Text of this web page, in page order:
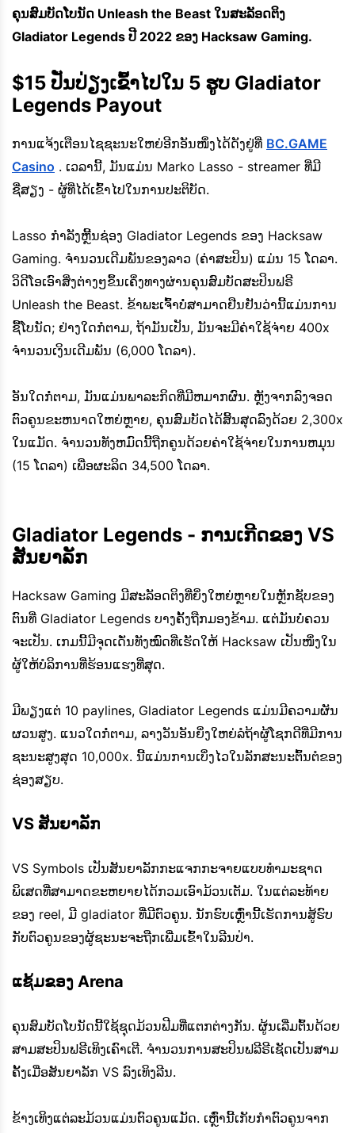
ຄຸນສົມບັດໂບນັດ Unleash the Beast ໃນສະລັອດຕິງ
Gladiator Legends ປີ 2022 ຂອງ Hacksaw Gaming.
$15 ປັ່ນປ່ຽງເຂົ້າໄປໃນ 5 ຮູບ Gladiator
Legends Payout
ການແຈ້ງເຕືອນໄຊຊະນະໃຫຍ່ອີກອັນໜຶ່ງໄດ້ດັງຢູ່ທີ່ BC.GAME
Casino . ເວລານີ້, ມັນແມ່ນ Marko Lasso - streamer ທີ່ມີ
ຊື່ສຽງ - ຜູ້ທີ່ໄດ້ເຂົ້າໄປໃນການປະຕິບັດ.
Lasso ກໍາລັງຫຼີ້ນຊ່ອງ Gladiator Legends ຂອງ Hacksaw
Gaming. ຈຳນວນເດີມພັນຂອງລາວ (ຄ່າສະປິນ) ແມ່ນ 15 ໂດລາ.
ວິດີໂອເອົາສິ່ງຕ່າງໆຂຶ້ນເຄິ່ງທາງຜ່ານຄຸນສົມບັດສະປິນຟຣີ
Unleash the Beast. ຂ້າພະເຈົ້າບໍ່ສາມາດຢືນຢັນວ່ານີ້ແມ່ນການ
ຊື້ໂບນັດ; ຢ່າງໃດກໍຕາມ, ຖ້າມັນເປັນ, ມັນຈະມີຄ່າໃຊ້ຈ່າຍ 400x
ຈໍານວນເງິນເດີມພັນ (6,000 ໂດລາ).
ອັນໃດກໍ່ຕາມ, ມັນແມ່ນພາລະກິດທີ່ມີຫມາກຜົນ. ຫຼັງຈາກລົງຈອດ
ຕົວຄູນຂະຫນາດໃຫຍ່ຫຼາຍ, ຄຸນສົມບັດໄດ້ສິ້ນສຸດລົງດ້ວຍ 2,300x
ໃນແມັດ. ຈໍານວນທັງຫມົດນີ້ຖືກຄູນດ້ວຍຄ່າໃຊ້ຈ່າຍໃນການຫມຸນ
(15 ໂດລາ) ເພື່ອຜະລິດ 34,500 ໂດລາ.
Gladiator Legends - ການເກີດຂອງ VS
ສັນຍາລັກ
Hacksaw Gaming ມີສະລັອດຕິງທີ່ຍິ່ງໃຫຍ່ຫຼາຍໃນຫຼັກຊັບຂອງ
ຕົນທີ່ Gladiator Legends ບາງຄັ້ງຖືກມອງຂ້າມ. ແຕ່ມັນບໍ່ຄວນ
ຈະເປັນ. ເກມນີ້ມີຈຸດເດັ່ນທັງໝົດທີ່ເຮັດໃຫ້ Hacksaw ເປັນໜຶ່ງໃນ
ຜູ້ໃຫ້ບໍລິການທີ່ຮ້ອນແຮງທີ່ສຸດ.
ມີພຽງແຕ່ 10 paylines, Gladiator Legends ແມ່ນມີຄວາມຜັນ
ຜວນສູງ. ແນວໃດກໍ່ຕາມ, ລາງວັນອັນຍິ່ງໃຫຍ່ລໍຖ້າຜູ້ໂຊກດີທີ່ມີການ
ຊະນະສູງສຸດ 10,000x. ນີ້ແມ່ນການເບິ່ງໄວໃນລັກສະນະຕົ້ນຕໍຂອງ
ຊ່ອງສຽບ.
VS ສັນຍາລັກ
VS Symbols ເປັນສັນຍາລັກກະແຈກກະຈາຍແບບທໍາມະຊາດ
ພິເສດທີ່ສາມາດຂະຫຍາຍໄດ້ກວມເອົາມ້ວນເຕັມ. ໃນແຕ່ລະທ້າຍ
ຂອງ reel, ມີ gladiator ທີ່ມີຕົວຄູນ. ນັກຮົບເຫຼົ່ານີ້ເຮັດການສູ້ຮົບ
ກັບຕົວຄູນຂອງຜູ້ຊະນະຈະຖືກເພີ່ມເຂົ້າໃນລີນປ່າ.
ແຊ້ມຂອງ Arena
ຄຸນສົມບັດໂບນັດນີ້ໃຊ້ຊຸດມ້ວນຟີມທີ່ແຕກຕ່າງກັນ. ຜູ້ນເລີ່ມຕົ້ນດ້ວຍ
ສາມສະປິນຟຣີເທິງເຄົາເຕີ. ຈໍານວນການສະປິນຟລີຣີເຊັດເປັນສາມ
ຄັ້ງເມື່ອສັນຍາລັກ VS ລົງເທິງລີນ.
ຂ້າງເທິງແຕ່ລະມ້ວນແມ່ນຕົວຄູນແມັດ. ເຫຼົ່ານີ້ເກັບກໍາຕົວຄູນຈາກ